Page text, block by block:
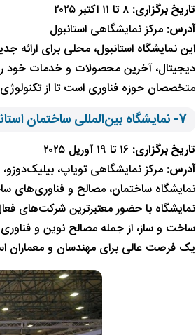
تاریخ برگزاری:
آدرس: مرکز نمایشگاهی استانبول
این نمایشگاه استانبول، محلی برای ارائه
دیجیتال، آخرین محصولات و خدمات خود را
متخصصان حوزه فناوری است تا از
7- نمایشگاه بین‌المللی ساختمان استانبول
تاریخ برگزاری:
آدرس: مرکز نمایشگاهی تویاپ، بیلیک‌دوزو،
نمایشگاه ساختمان، مصالح و فناوری‌های
نمایشگاه با حضور معتبرترین شرکت‌های
ساخت و ساز، از جمله مصالح نوین و
یک فرصت عالی برای مهندسان و معماران